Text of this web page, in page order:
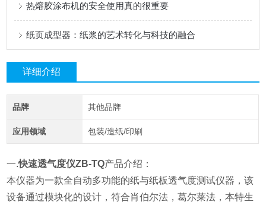
热熔胶涂布机的安全使用真的很重要
纸页成型器：纸浆的艺术转化与科技的融合
详细介绍
品牌 其他品牌
应用领域 包装/造纸/印刷
一.快速透气度仪ZB-TQ产品介绍：
本仪器为一款全自动多功能的纸与纸板透气度测试仪器，该
设备通过模块化的设计，符合肖伯尔法，葛尔莱法，本特生